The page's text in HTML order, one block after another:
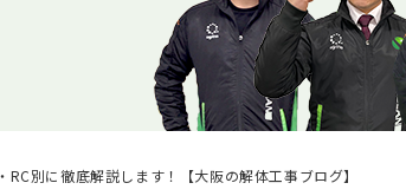
別に徹底解説します！【大阪の解体工事ブログ】